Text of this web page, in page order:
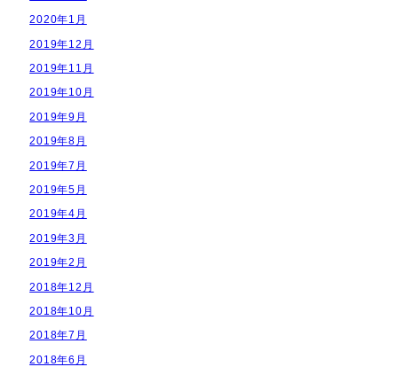
2020年1月
2019年12月
2019年11月
2019年10月
2019年9月
2019年8月
2019年7月
2019年5月
2019年4月
2019年3月
2019年2月
2018年12月
2018年10月
2018年7月
2018年6月